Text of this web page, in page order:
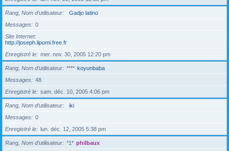
Rang, Nom d’utilisateur
Gadjo latino
Messages
0
Site Internet
http://joseph.lipomi.free.fr
Enregistré le
mer. nov. 30, 2005 12:20 pm
Rang, Nom d’utilisateur **** koyunbaba
Messages
48
Enregistré le
sam. déc. 10, 2005 4:06 pm
Rang, Nom d’utilisateur
iki
Messages
0
Enregistré le
lun. déc. 12, 2005 5:38 pm
Rang, Nom d’utilisateur *1* philbaux